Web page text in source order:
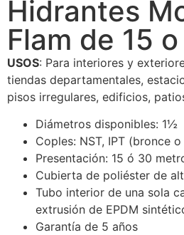
Hidrantes
Flam de 15
USOS: Para interiores y
tiendas departamentales,
pisos irregulares, edificios,
Diámetros disponibles:
Coples: NST, IPT (bronce
Presentación: 15 ó 30
Cubierta de poliéster de
Tubo interior de una sola
extrusión de EPDM
Garantía de 5 años